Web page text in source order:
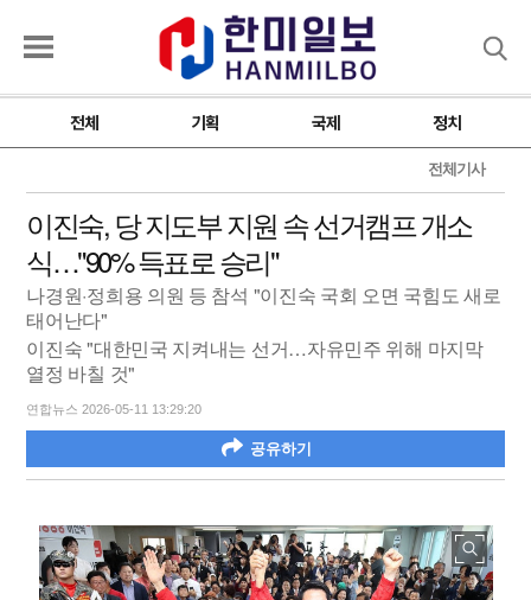
전체 기획 국제 정치
전체기사
이진숙, 당 지도부 지원 속 선거캠프 개소
식…"90% 득표로 승리"
나경원·정희용 의원 등 참석 "이진숙 국회 오면 국힘도 새로
태어난다"
이진숙 "대한민국 지켜내는 선거…자유민주 위해 마지막
열정 바칠 것"
연합뉴스 2026-05-11 13:29:20
공유하기